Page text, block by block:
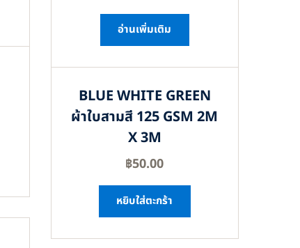
อ่านเพิ่มเติม
BLUE WHITE GREEN
ผ้าใบสามสี 125 GSM 2M
X 3M
฿50.00
หยิบใส่ตะกร้า